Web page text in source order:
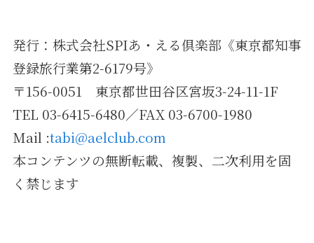
発行：株式会社SPIあ・える倶楽部《東京都知事
登録旅行業第2-6179号》
〒156-0051 東京都世田谷区宮坂3-24-11-1F
TEL 03-6415-6480／FAX 03-6700-1980
Mail :tabi@aelclub.com
本コンテンツの無断転載、複製、二次利用を固
く禁じます